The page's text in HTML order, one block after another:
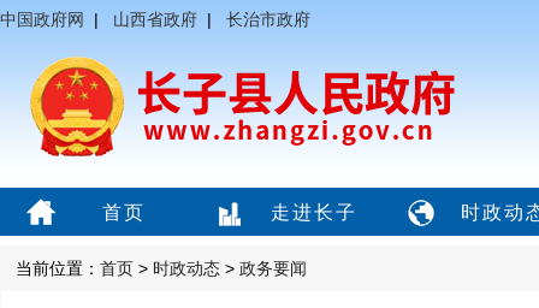
中国政府网 | 山西省政府 | 长治市政府
首页 走进长子 时政动
当前位置： 首页 > 时政动态 > 政务要闻